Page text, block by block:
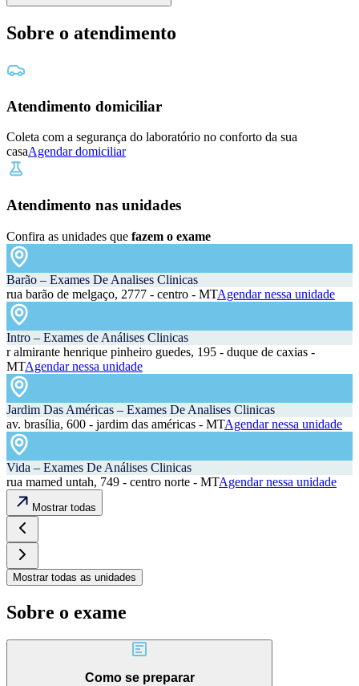
Sobre o atendimento
Atendimento domiciliar
Coleta com a segurança do laboratório no conforto da sua
casaAgendar domiciliar
Atendimento nas unidades
Confira as unidades que fazem o exame
Barão – Exames De Analises Clinicas
rua barão de melgaço, 2777 - centro - MTAgendar nessa unidade
Intro – Exames de Análises Clinicas
r almirante henrique pinheiro guedes, 195 - duque de caxias -
MTAgendar nessa unidade
Jardim Das Américas – Exames De Analises Clinicas
av. brasília, 600 - jardim das américas - MTAgendar nessa unidade
Vida – Exames De Análises Clinicas
rua mamed untah, 749 - centro norte - MTAgendar nessa unidade
Mostrar todas
Mostrar todas as unidades
Sobre o exame
Como se preparar